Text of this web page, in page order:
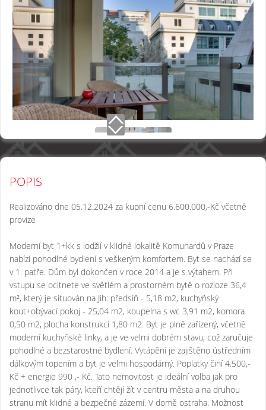
POPIS
Realizováno dne 05.12.2024 za kupní cenu 6.600.000,-Kč včetně
provize
Moderní byt 1+kk s lodžií v klidné lokalitě Komunardů v Praze
nabízí pohodlné bydlení s veškerým komfortem. Byt se nachází se
v 1. patře. Dům byl dokončen v roce 2014 a je s výtahem. Při
vstupu se ocitnete ve světlém a prostorném bytě o rozloze 36,4
m², který je situován na Jih: předsíň - 5,18 m2, kuchyňský
kout+obývací pokoj - 25,04 m2, koupelna s wc 3,91 m2, komora
0,50 m2, plocha konstrukcí 1,80 m2. Byt je plně zařízený, včetně
moderní kuchyňské linky, a je ve velmi dobrém stavu, což zaručuje
pohodlné a bezstarostné bydlení. Vytápění je zajištěno ústředním
dálkovým topením a byt je velmi hospodárný. Poplatky činí 4.500,-
Kč + energie 990 ,- Kč. Tato nemovitost je ideální volba jak pro
jednotlivce tak páry, kteří chtějí žít v centru města a na druhou
stranu mít klidné a bezpečné zázemí. V domě ostraha. Možnost